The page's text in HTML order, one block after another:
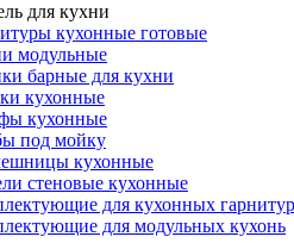
для кухни
кухонные готовые
модульные
барные для кухни
кухонные
кухонные
под мойку
кухонные
стеновые кухонные
для кухонных
для модульных кухонь